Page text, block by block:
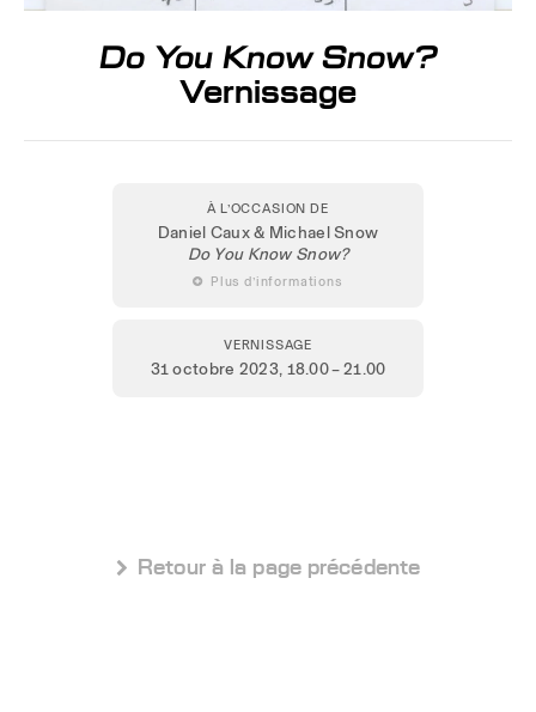
Do You Know Snow?
Vernissage
À L’OCCASION DE
Daniel Caux & Michael Snow
Do You Know Snow?
 Plus d’informations
VERNISSAGE
31 octobre 2023, 18.00 – 21.00
 Retour à la page précédente